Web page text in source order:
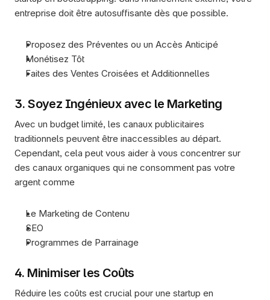
entreprise doit être autosuffisante dès que possible.
Proposez des Préventes ou un Accès Anticipé
Monétisez Tôt
Faites des Ventes Croisées et Additionnelles
3. Soyez Ingénieux avec le Marketing
Avec un budget limité, les canaux publicitaires
traditionnels peuvent être inaccessibles au départ.
Cependant, cela peut vous aider à vous concentrer sur
des canaux organiques qui ne consomment pas votre
argent comme
Le Marketing de Contenu
SEO
Programmes de Parrainage
4. Minimiser les Coûts
Réduire les coûts est crucial pour une startup en